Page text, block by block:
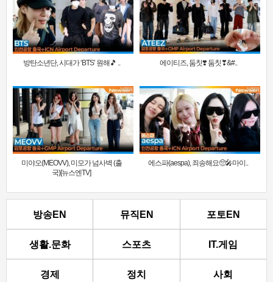
방탄소년단, 시대가 ‘BTS’ 원해🎵 .. 에이티즈, 둠칫❣️ 둠칫❣&#..
미야오(MEOVV), 미모가 넘사벽 (출
국)[뉴스엔TV]
에스파(aespa), 죄송해요🥺🎤마이..
방송EN 뮤직EN 포토EN
생활.문화 스포츠 IT.게임
경제 정치 사회